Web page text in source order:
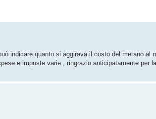
indicare quanto si aggirava il costo del metano al
e imposte varie , ringrazio anticipatamente per